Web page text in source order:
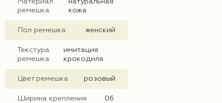
Материал
ремешка
натуральная
кожа
Пол ремешка женский
Текстура
ремешка
имитация
крокодила
Цвет ремешка розовый
Ширина крепления
06